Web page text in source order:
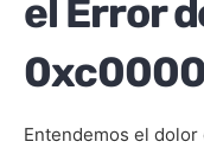
el Error
Entendemos el